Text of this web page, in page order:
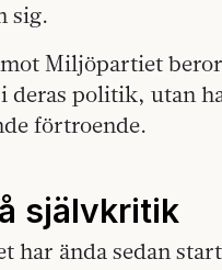
sig.
mot Miljöpartiet
deras politik, utan
förtroende.
självkritik
har ända sedan